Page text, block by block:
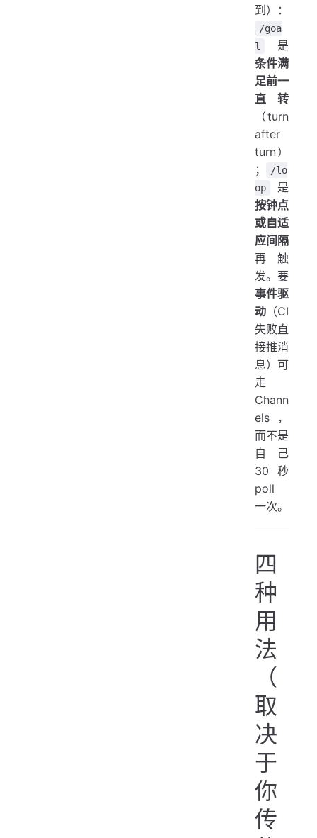
到）：
/goa
l
是
条件满
足前一
直转
（turn
after
turn）
；
/lo
op
是
按钟点
或自适
应间隔
再触
发。要
事件驱
动 （CI
失败直
接推消
息）可
走
Chann
els，
而不是
自己
30 秒
poll
一次。
四
种
用
法
（
取
决
于
你
传